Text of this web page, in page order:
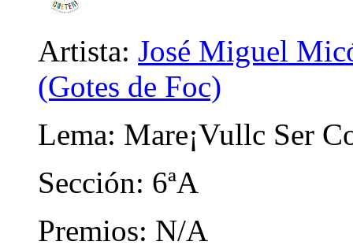
Artista: José Miguel
(Gotes de Foc)
Lema: Mare¡Vullc Ser
Sección: 6ªA
Premios: N/A